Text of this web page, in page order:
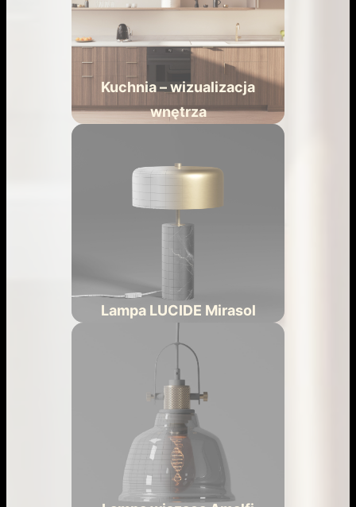
Kuchnia – wizualizacja
wnętrza
Lampa LUCIDE Mirasol